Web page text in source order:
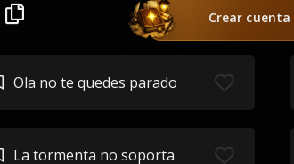
Crear
Ola no te quedes parado
La tormenta no soporta